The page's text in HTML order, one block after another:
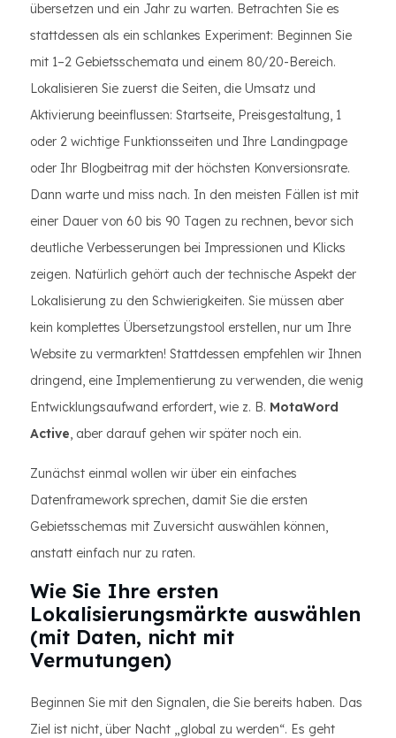
übersetzen und ein Jahr zu warten. Betrachten Sie es
stattdessen als ein schlankes Experiment: Beginnen Sie
mit 1–2 Gebietsschemata und einem 80/20-Bereich.
Lokalisieren Sie zuerst die Seiten, die Umsatz und
Aktivierung beeinflussen: Startseite, Preisgestaltung, 1
oder 2 wichtige Funktionsseiten und Ihre Landingpage
oder Ihr Blogbeitrag mit der höchsten Konversionsrate.
Dann warte und miss nach. In den meisten Fällen ist mit
einer Dauer von 60 bis 90 Tagen zu rechnen, bevor sich
deutliche Verbesserungen bei Impressionen und Klicks
zeigen. Natürlich gehört auch der technische Aspekt der
Lokalisierung zu den Schwierigkeiten. Sie müssen aber
kein komplettes Übersetzungstool erstellen, nur um Ihre
Website zu vermarkten! Stattdessen empfehlen wir Ihnen
dringend, eine Implementierung zu verwenden, die wenig
Entwicklungsaufwand erfordert, wie z. B. MotaWord
Active, aber darauf gehen wir später noch ein.
Zunächst einmal wollen wir über ein einfaches
Datenframework sprechen, damit Sie die ersten
Gebietsschemas mit Zuversicht auswählen können,
anstatt einfach nur zu raten.
Wie Sie Ihre ersten
Lokalisierungsmärkte auswählen
(mit Daten, nicht mit
Vermutungen)
Beginnen Sie mit den Signalen, die Sie bereits haben. Das
Ziel ist nicht, über Nacht „global zu werden“. Es geht